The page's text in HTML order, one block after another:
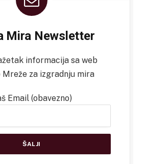
Mira Newsletter
informacija sa web
za izgradnju mira
Email (obavezno)